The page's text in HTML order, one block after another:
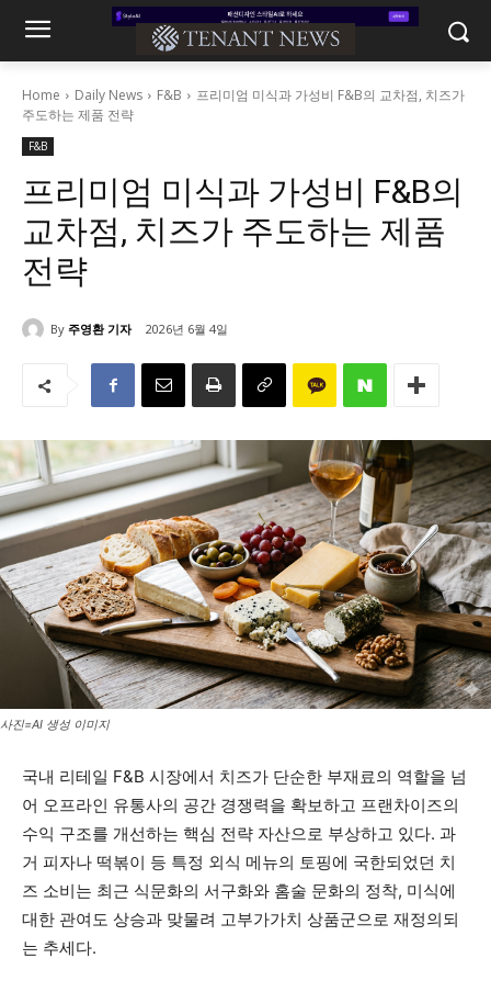
Home Daily News F&B
프리미엄 미식과 가성비 F&B의 교차점, 치즈가
주도하는 제품 전략
F&B
프리미엄 미식과 가성비 F&B의
교차점, 치즈가 주도하는 제품
전략
By 주영환 기자 2026년 6월 4일
사진=AI 생성 이미지
국내 리테일 F&B 시장에서 치즈가 단순한 부재료의 역할을 넘
어 오프라인 유통사의 공간 경쟁력을 확보하고 프랜차이즈의
수익 구조를 개선하는 핵심 전략 자산으로 부상하고 있다. 과
거 피자나 떡볶이 등 특정 외식 메뉴의 토핑에 국한되었던 치
즈 소비는 최근 식문화의 서구화와 홈술 문화의 정착, 미식에
대한 관여도 상승과 맞물려 고부가가치 상품군으로 재정의되
는 추세다.